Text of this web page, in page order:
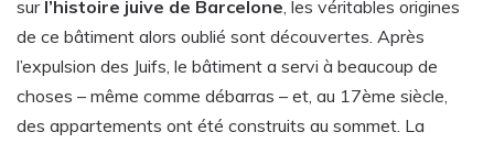
surl’histoire juive de Barcelone, les véritables origines
de ce bâtiment alors oublié sont découvertes. Après
l’expulsion des Juifs, le bâtiment a servi à beaucoup de
choses – même comme débarras – et, au 17ème siècle,
des appartements ont été construits au sommet. La